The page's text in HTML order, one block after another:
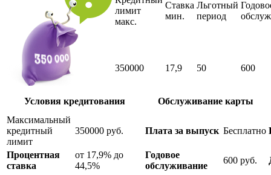
лимит
макс.
Ставка
мин.
Льготный
период
350000 17,9 50 600
Условия кредитования
Обслуживание карты
Максимальный
кредитный
лимит
350000 руб. Плата за выпуск Бесплатно
Процентная
ставка
от 17,9% до
44,5%
Годовое
обслуживание
600 руб.